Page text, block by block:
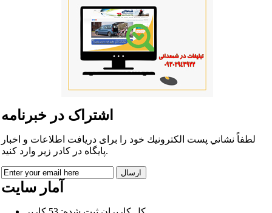
اشتراک در خبرنامه
لطفاً نشاني پست الكترونيك خود را برای دريافت اطلاعات و اخبار
پايگاه در كادر زير وارد كنيد.
آمار سایت